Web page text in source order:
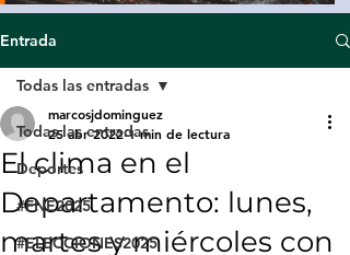
Entrada
Todas las entradas
Deportes
#FNE2025
#ELECCIONES2025
Todas las entradas
El clima en el
Departamento: lunes,
martes y miércoles con
marcosjdominguez
25 abr 2022 1 min de lectura